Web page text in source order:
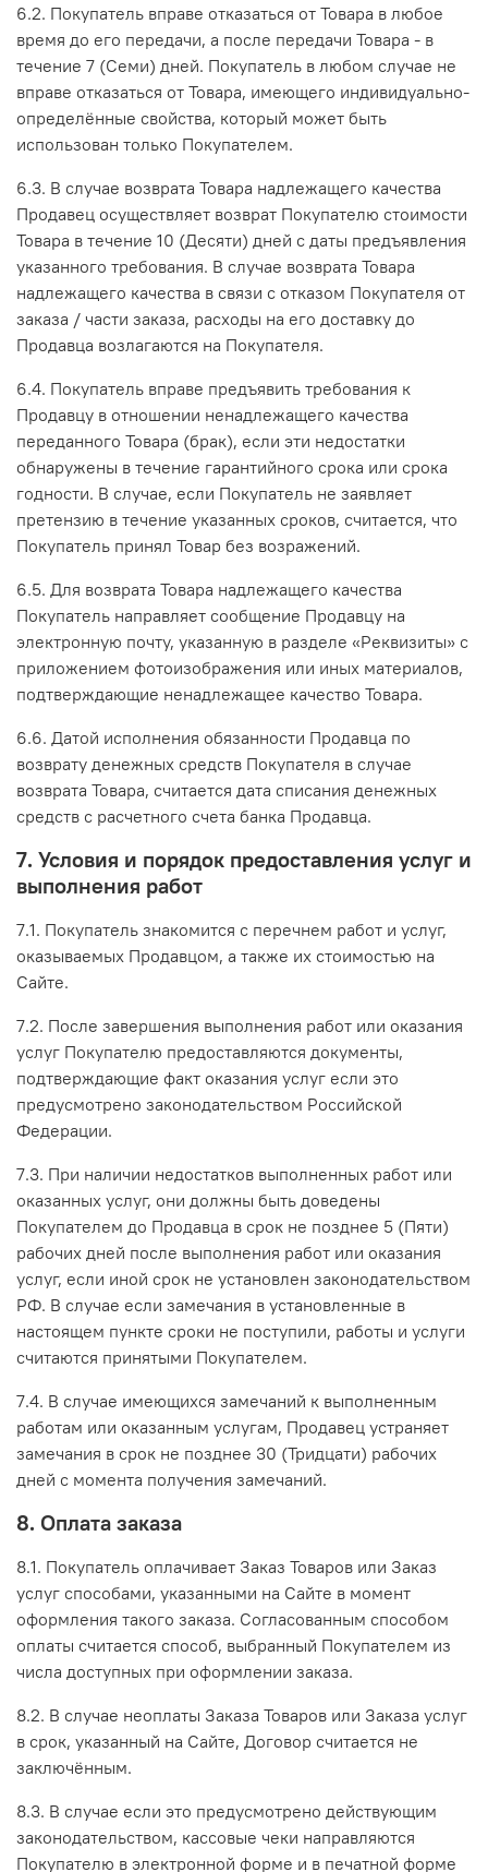
6.2. Покупатель вправе отказаться от Товара в любое
время до его передачи, а после передачи Товара - в
течение 7 (Семи) дней. Покупатель в любом случае не
вправе отказаться от Товара, имеющего индивидуально-
определённые свойства, который может быть
использован только Покупателем.
6.3. В случае возврата Товара надлежащего качества
Продавец осуществляет возврат Покупателю стоимости
Товара в течение 10 (Десяти) дней с даты предъявления
указанного требования. В случае возврата Товара
надлежащего качества в связи с отказом Покупателя от
заказа / части заказа, расходы на его доставку до
Продавца возлагаются на Покупателя.
6.4. Покупатель вправе предъявить требования к
Продавцу в отношении ненадлежащего качества
переданного Товара (брак), если эти недостатки
обнаружены в течение гарантийного срока или срока
годности. В случае, если Покупатель не заявляет
претензию в течение указанных сроков, считается, что
Покупатель принял Товар без возражений.
6.5. Для возврата Товара надлежащего качества
Покупатель направляет сообщение Продавцу на
электронную почту, указанную в разделе «Реквизиты» с
приложением фотоизображения или иных материалов,
подтверждающие ненадлежащее качество Товара.
6.6. Датой исполнения обязанности Продавца по
возврату денежных средств Покупателя в случае
возврата Товара, считается дата списания денежных
средств с расчетного счета банка Продавца.
7. Условия и порядок предоставления услуг и
выполнения работ
7.1. Покупатель знакомится с перечнем работ и услуг,
оказываемых Продавцом, а также их стоимостью на
Сайте.
7.2. После завершения выполнения работ или оказания
услуг Покупателю предоставляются документы,
подтверждающие факт оказания услуг если это
предусмотрено законодательством Российской
Федерации.
7.3. При наличии недостатков выполненных работ или
оказанных услуг, они должны быть доведены
Покупателем до Продавца в срок не позднее 5 (Пяти)
рабочих дней после выполнения работ или оказания
услуг, если иной срок не установлен законодательством
РФ. В случае если замечания в установленные в
настоящем пункте сроки не поступили, работы и услуги
считаются принятыми Покупателем.
7.4. В случае имеющихся замечаний к выполненным
работам или оказанным услугам, Продавец устраняет
замечания в срок не позднее 30 (Тридцати) рабочих
дней с момента получения замечаний.
8. Оплата заказа
8.1. Покупатель оплачивает Заказ Товаров или Заказ
услуг способами, указанными на Сайте в момент
оформления такого заказа. Согласованным способом
оплаты считается способ, выбранный Покупателем из
числа доступных при оформлении заказа.
8.2. В случае неоплаты Заказа Товаров или Заказа услуг
в срок, указанный на Сайте, Договор считается не
заключённым.
8.3. В случае если это предусмотрено действующим
законодательством, кассовые чеки направляются
Покупателю в электронной форме и в печатной форме